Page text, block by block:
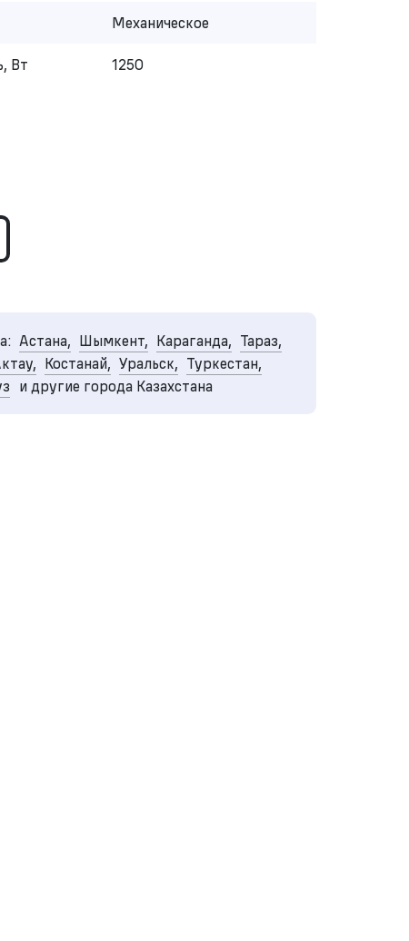
Механическое
Вт 1250
Астана, Шымкент, Караганда, Тараз,
Костанай, Уральск, Туркестан,
и другие города Казахстана